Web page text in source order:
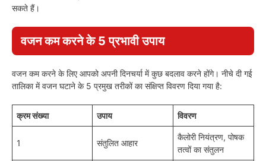
सकते हैं।
वजन कम करने के 5 प्रभावी उपाय
वजन कम करने के लिए आपको अपनी दिनचर्या में कुछ बदलाव करने होंगे। नीचे दी गई
तालिका में वजन घटाने के 5 प्रमुख तरीकों का संक्षिप्त विवरण दिया गया है:
क्रम संख्या उपाय विवरण
1 संतुलित आहार
कैलोरी नियंत्रण, पोषक
तत्वों का संतुलन